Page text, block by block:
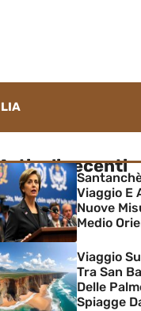
recenti
Viaggio E
Nuove
Medio
Viaggio
Tra San
Delle
Spiagge